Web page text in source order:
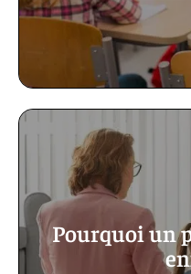
Pourquoi un